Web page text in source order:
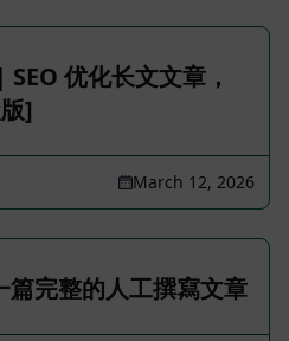
优化长文文章，
]
March 12, 2026
篇完整的人工撰寫文章